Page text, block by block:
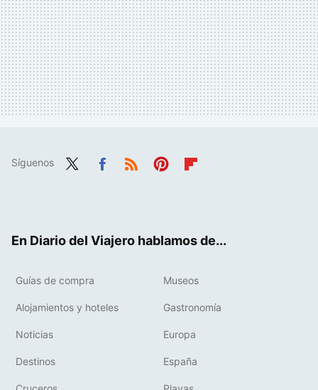
Síguenos
En Diario del Viajero hablamos de...
Guías de compra Museos
Alojamientos y hoteles Gastronomía
Noticias Europa
Destinos España